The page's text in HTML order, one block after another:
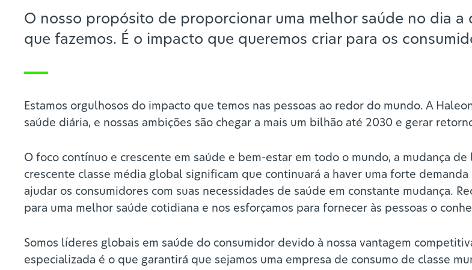
O nosso propósito de proporcionar uma melhor saúde no dia
que fazemos. É o impacto que queremos criar para os
Estamos orgulhosos do impacto que temos nas pessoas ao redor do mundo. A
saúde diária, e nossas ambições são chegar a mais um bilhão até 2030 e gerar
O foco contínuo e crescente em saúde e bem-estar em todo o mundo, a mudança
crescente classe média global significam que continuará a haver uma forte
ajudar os consumidores com suas necessidades de saúde em constante mudança.
para uma melhor saúde cotidiana e nos esforçamos para fornecer às pessoas o
Somos líderes globais em saúde do consumidor devido à nossa vantagem
especializada é o que garantirá que sejamos uma empresa de consumo de classe